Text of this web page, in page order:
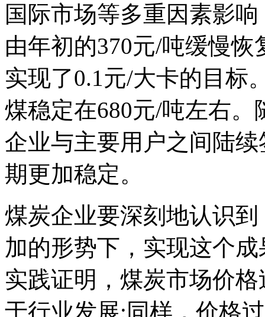
国际市场等多重因素影
由年初的370元/吨缓慢
实现了0.1元/大卡的目标
煤稳定在680元/吨左右
企业与主要用户之间陆
期更加稳定。
煤炭企业要深刻地认识
加的形势下，实现这个
实践证明，煤炭市场价
于行业发展;同样，价格